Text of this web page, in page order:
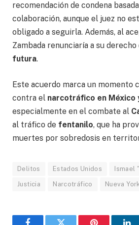
recomendación de condena
colaboración, aunque el juez no
obligado a seguirla. Además, al
Zambada renunciaría a su derecho
futura.
Este acuerdo marca un momento
contra el narcotráfico en México
especialmente en el combate al
al tráfico de fentanilo, que ha
muertes por sobredosis en
Delitos Estados Unidos Ismael
Justicia Narcotráfico Nueva York